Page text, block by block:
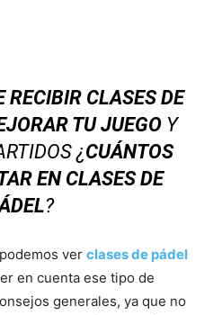
RECIBIR CLASES DE
TU JUEGOY
¿CUÁNTOS
EN CLASES DE
?
ver clases de pádel
en cuenta ese tipo de
generales, ya que no